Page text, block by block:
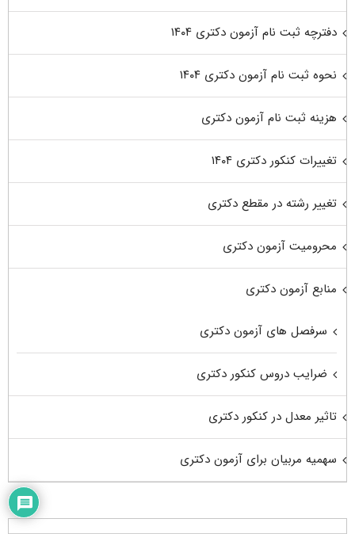
دفترچه ثبت نام آزمون دکتری ۱۴۰۴
نحوه ثبت نام آزمون دکتری ۱۴۰۴
هزینه ثبت نام آزمون دکتری
تغییرات کنکور دکتری ۱۴۰۴
تغییر رشته در مقطع دکتری
محرومیت آزمون دکتری
منابع آزمون دکتری
سرفصل های آزمون دکتری
ضرایب دروس کنکور دکتری
تاثیر معدل در کنکور دکتری
سهمیه مربیان برای آزمون دکتری